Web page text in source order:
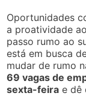
Oportunidades
a proatividade
passo rumo ao
está em busca
mudar de rumo
69 vagas de
sexta-feira e dê